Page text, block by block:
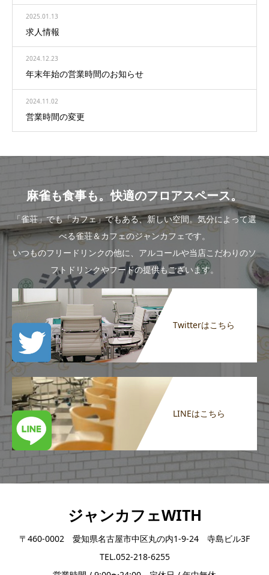
2025.01.13
求人情報
2024.12.23
年末年始の営業時間のお知らせ
2024.11.02
営業時間の変更
麻雀も食事も。快適のフロアスペース。
「雀荘」でも「カフェ」でもある、新しい空間。気分によって選
べる雀荘＆カフェのジャンカフェです。
いつものフリードリンクの他に、アルコールや当店こだわりのソ
フトドリンクやフードの提供もございます。
Twitterはこちら
LINEはこちら
ジャンカフェWITH
〒460-0002 愛知県名古屋市中区丸の内1-9-24 寺島ビル3F
TEL.052-218-6255